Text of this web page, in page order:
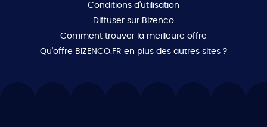
Conditions d'utilisation
Diffuser sur Bizenco
Comment trouver la meilleure offre
Qu'offre BIZENCO.FR en plus des autres sites ?